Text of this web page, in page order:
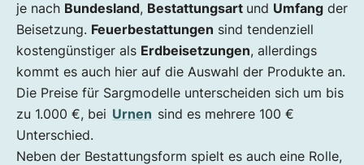
je nach Bundesland, Bestattungsart und Umfang der
Beisetzung. Feuerbestattungen sind tendenziell
kostengünstiger als Erdbeisetzungen, allerdings
kommt es auch hier auf die Auswahl der Produkte an.
Die Preise für Sargmodelle unterscheiden sich um bis
zu 1.000 €, bei Urnen sind es mehrere 100 €
Unterschied.
Neben der Bestattungsform spielt es auch eine Rolle,